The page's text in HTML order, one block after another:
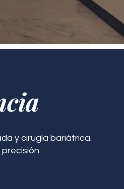
y cirugía bariátrica.